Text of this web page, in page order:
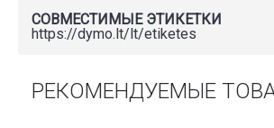
СОВМЕСТИМЫЕ ЭТИКЕТКИ
https://dymo.lt/lt/etiketes
РЕКОМЕНДУЕМЫЕ